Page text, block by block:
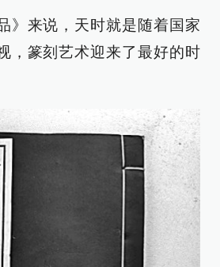
》来说，天时就是随着国家
，篆刻艺术迎来了最好的时